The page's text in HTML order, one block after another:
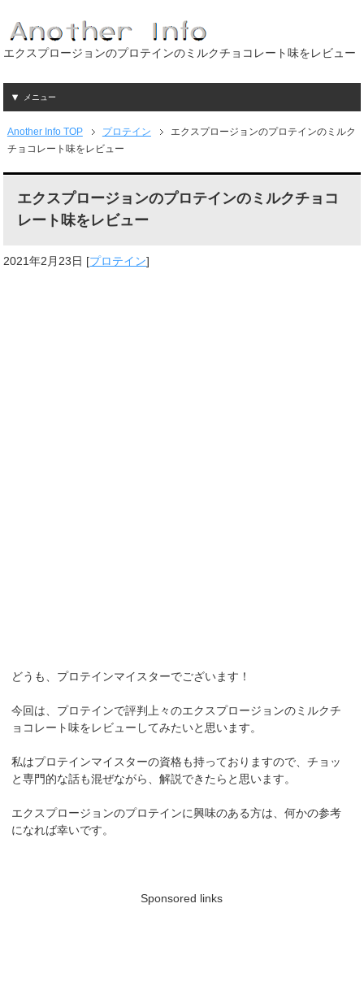
エクスプロージョンのプロテインのミルクチョコレート味をレビュー
メニュー
Another Info TOP プロテイン
エクスプロージョンのプロテインのミルク
チョコレート味をレビュー
エクスプロージョンのプロテインのミルクチョコ
レート味をレビュー
2021年2月23日 [プロテイン]
どうも、プロテインマイスターでございます！
今回は、プロテインで評判上々のエクスプロージョンのミルクチ
ョコレート味をレビューしてみたいと思います。
私はプロテインマイスターの資格も持っておりますので、チョッ
と専門的な話も混ぜながら、解説できたらと思います。
エクスプロージョンのプロテインに興味のある方は、何かの参考
になれば幸いです。
Sponsored links